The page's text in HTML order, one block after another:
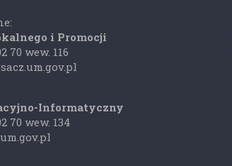
i Promocji
70 wew. 116
Informatyczny
70 wew. 134